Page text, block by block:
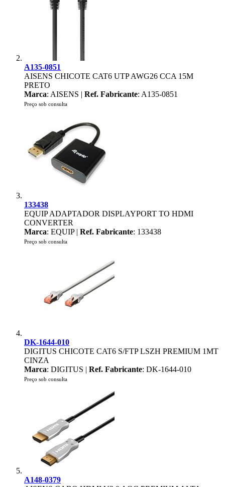
A135-0851
AISENS CHICOTE CAT6 UTP AWG26 CCA 15M
PRETO
Marca: AISENS | Ref. Fabricante: A135-0851
Preço sob consulta
133438
EQUIP ADAPTADOR DISPLAYPORT TO HDMI
CONVERTER
Marca: EQUIP | Ref. Fabricante: 133438
Preço sob consulta
DK-1644-010
DIGITUS CHICOTE CAT6 S/FTP LSZH PREMIUM 1MT
CINZA
Marca: DIGITUS | Ref. Fabricante: DK-1644-010
Preço sob consulta
A148-0379